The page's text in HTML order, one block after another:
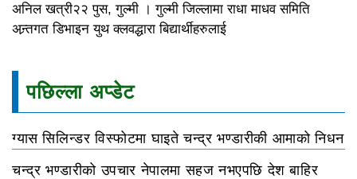
अनिल खत्री२२ पुस, गुल्मी । गुल्मी जिल्लामा राधा माधव समिति
अन्र्तगत डिभाइन युथ क्लवद्धारा बिद्यार्थीहरुलाई
पछिल्ला अप्डेट
ग्यास सिलिन्डर विस्फोटमा घाइते चन्द्र भण्डारीकी आमाको निधन
चन्द्र भण्डारीको उपचार नेपालमा सहज नभएपछि देश बाहिर